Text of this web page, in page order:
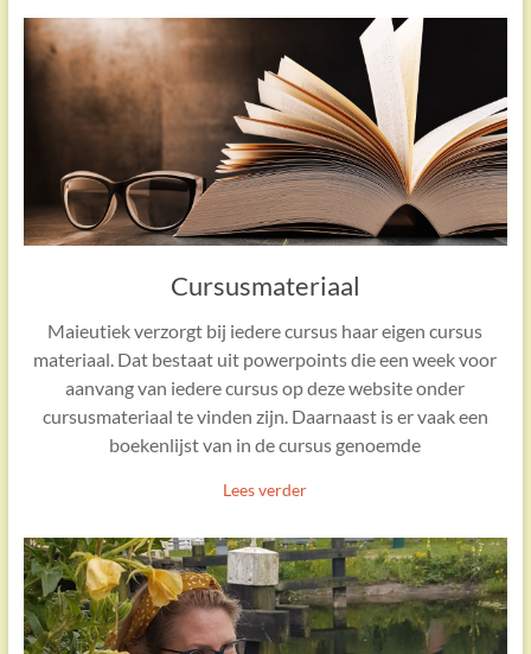
Cursusmateriaal
Maieutiek verzorgt bij iedere cursus haar eigen cursus
materiaal. Dat bestaat uit powerpoints die een week voor
aanvang van iedere cursus op deze website onder
cursusmateriaal te vinden zijn. Daarnaast is er vaak een
boekenlijst van in de cursus genoemde
Lees verder